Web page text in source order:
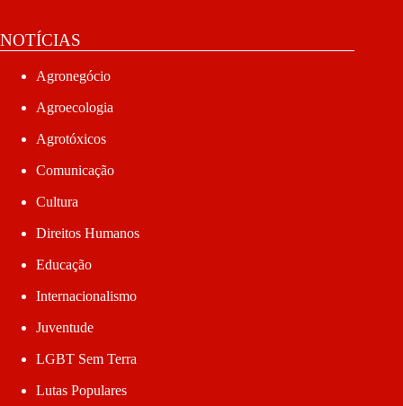
NOTÍCIAS
Agronegócio
Agroecologia
Agrotóxicos
Comunicação
Cultura
Direitos Humanos
Educação
Internacionalismo
Juventude
LGBT Sem Terra
Lutas Populares